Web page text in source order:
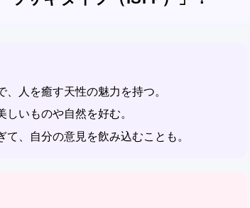
、人を癒す天性の魅力を持つ。
しいものや自然を好む。
て、自分の意見を飲み込むことも。